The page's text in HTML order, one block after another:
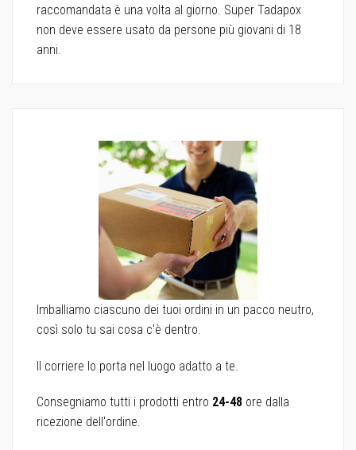
raccomandata è una volta al giorno. Super Tadapox
non deve essere usato da persone più giovani di 18
anni.
Imballiamo ciascuno dei tuoi ordini in un pacco neutro,
così solo tu sai cosa c'è dentro.
Il corriere lo porta nel luogo adatto a te.
Consegniamo tutti i prodotti entro 24-48 ore dalla
ricezione dell'ordine.